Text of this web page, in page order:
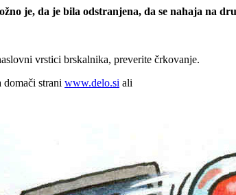
je, da je bila odstranjena, da se nahaja na
vrstici brskalnika, preverite črkovanje.
strani www.delo.si ali